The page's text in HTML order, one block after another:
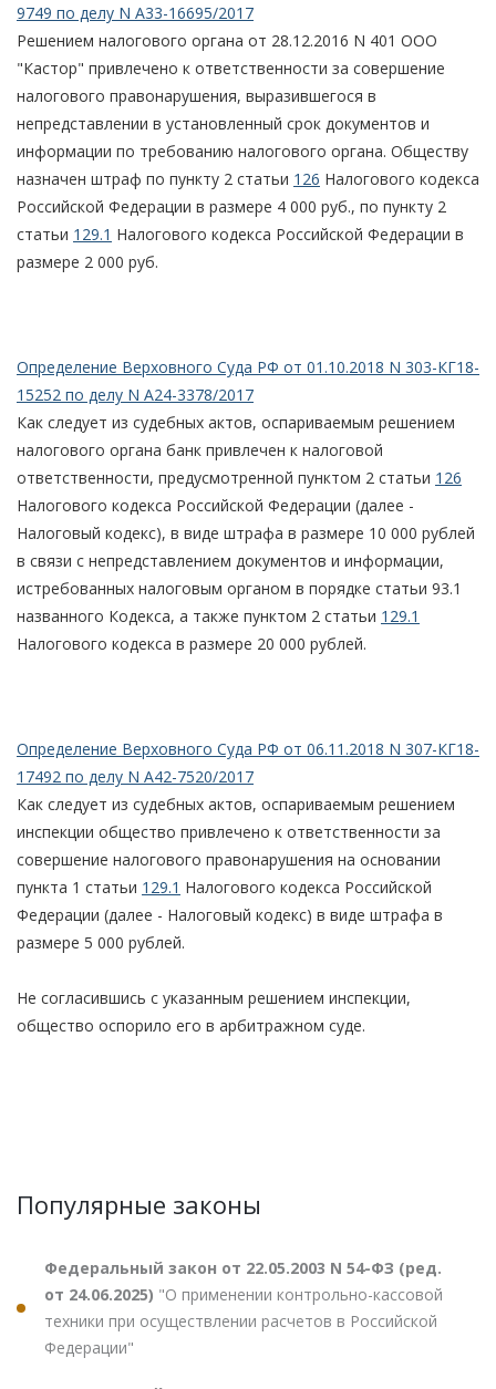
9749 по делу N А33-16695/2017
Решением налогового органа от 28.12.2016 N 401 ООО
"Кастор" привлечено к ответственности за совершение
налогового правонарушения, выразившегося в
непредставлении в установленный срок документов и
информации по требованию налогового органа. Обществу
назначен штраф по пункту 2 статьи 126 Налогового кодекса
Российской Федерации в размере 4 000 руб., по пункту 2
статьи 129.1 Налогового кодекса Российской Федерации в
размере 2 000 руб.
Определение Верховного Суда РФ от 01.10.2018 N 303-КГ18-
15252 по делу N А24-3378/2017
Как следует из судебных актов, оспариваемым решением
налогового органа банк привлечен к налоговой
ответственности, предусмотренной пунктом 2 статьи 126
Налогового кодекса Российской Федерации (далее -
Налоговый кодекс), в виде штрафа в размере 10 000 рублей
в связи с непредставлением документов и информации,
истребованных налоговым органом в порядке статьи 93.1
названного Кодекса, а также пунктом 2 статьи 129.1
Налогового кодекса в размере 20 000 рублей.
Определение Верховного Суда РФ от 06.11.2018 N 307-КГ18-
17492 по делу N А42-7520/2017
Как следует из судебных актов, оспариваемым решением
инспекции общество привлечено к ответственности за
совершение налогового правонарушения на основании
пункта 1 статьи 129.1 Налогового кодекса Российской
Федерации (далее - Налоговый кодекс) в виде штрафа в
размере 5 000 рублей.
Не согласившись с указанным решением инспекции,
общество оспорило его в арбитражном суде.
Популярные законы
Федеральный закон от 22.05.2003 N 54-ФЗ (ред.
от 24.06.2025) "О применении контрольно-кассовой
техники при осуществлении расчетов в Российской
Федерации"